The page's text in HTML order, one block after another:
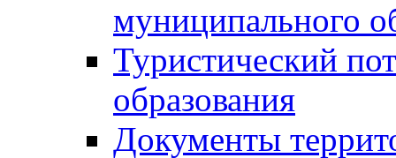
муниципального
Туристический
образования
Документы